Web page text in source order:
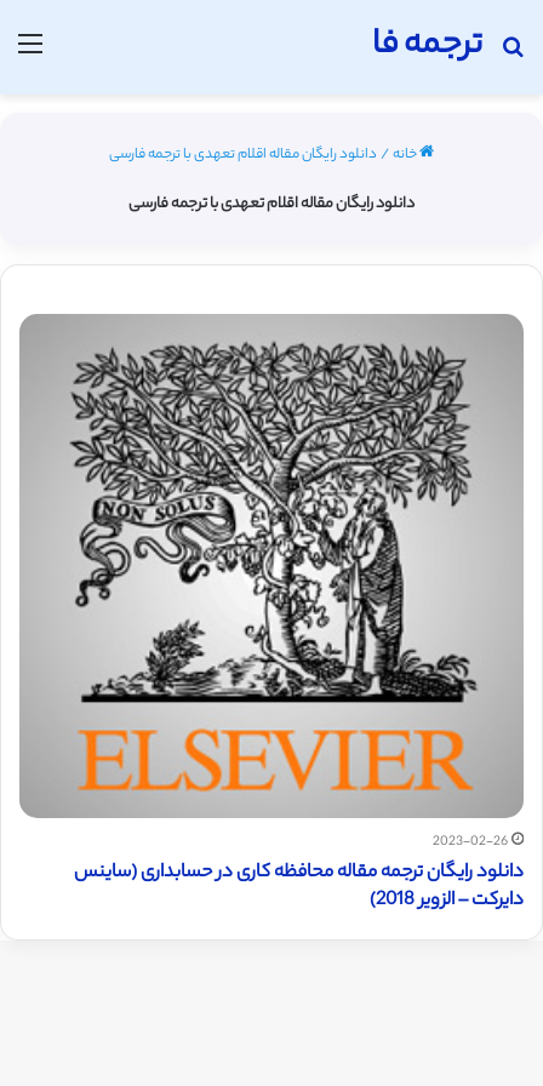
ترجمه فا
جستجو برای
خانه/ دانلود رایگان مقاله اقلام تعهدی با ترجمه فارسی
دانلود رایگان مقاله اقلام تعهدی با ترجمه فارسی
2023-02-26
دانلود رایگان ترجمه مقاله محافظه کاری در حسابداری (ساینس
دایرکت – الزویر 2018)